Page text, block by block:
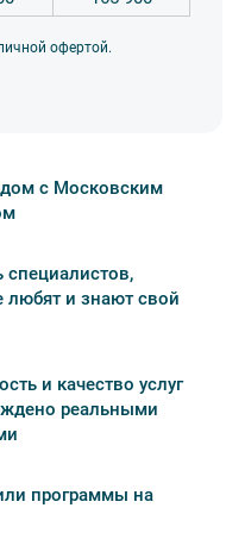
индивидуально.
офертой.
с Московским
любят и знают свой
и качество услуг
реальными
программы на